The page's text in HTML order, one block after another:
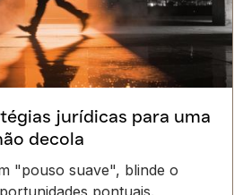
jurídicas para uma
decola
"pouso suave", blinde o
pontuais.